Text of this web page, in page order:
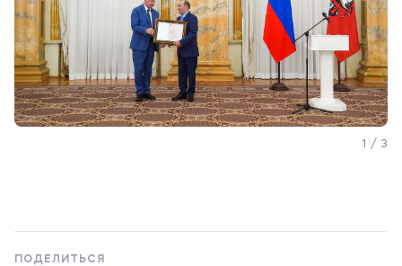
1 / 3
ПОДЕЛИТЬСЯ